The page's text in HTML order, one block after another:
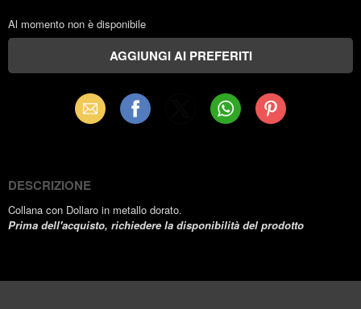
Al momento non è disponibile
Email Facebook WhatsAppPinterest
DESCRIZIONE
Collana con Dollaro in metallo dorato.
Prima dell'acquisto, richiedere la disponibilità del prodotto